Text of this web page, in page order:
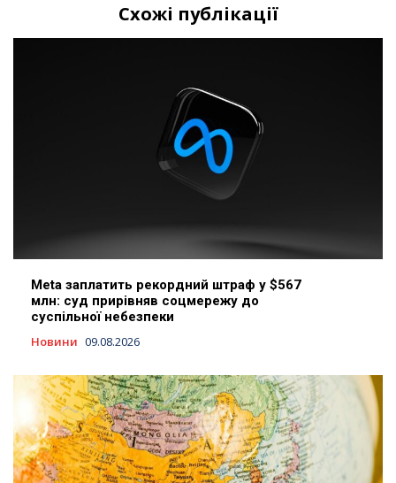
Схожі публікації
Meta заплатить рекордний штраф у $567
млн: суд прирівняв соцмережу до
суспільної небезпеки
Новини 09.08.2026